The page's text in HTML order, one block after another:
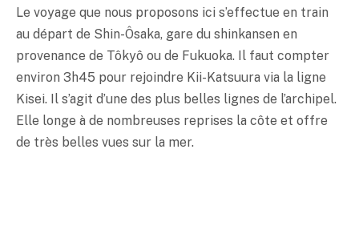
Le voyage que nous proposons ici s’effectue en train
au départ de Shin-Ôsaka, gare du shinkansen en
provenance de Tôkyô ou de Fukuoka. Il faut compter
environ 3h45 pour rejoindre Kii-Katsuura via la ligne
Kisei. Il s’agit d’une des plus belles lignes de l’archipel.
Elle longe à de nombreuses reprises la côte et offre
de très belles vues sur la mer.